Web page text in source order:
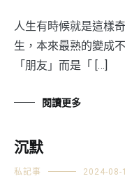
人生有時候就是這樣
生，本來最熟的變成
「朋友」而是「 […]
閱讀更多
沉默
私記事 2024-08-